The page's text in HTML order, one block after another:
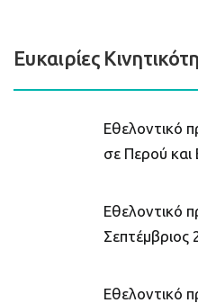
Ευκαιρίες
Εθελοντικό
σε Περού
Εθελοντικό
Σεπτέμβριος
Εθελοντικό